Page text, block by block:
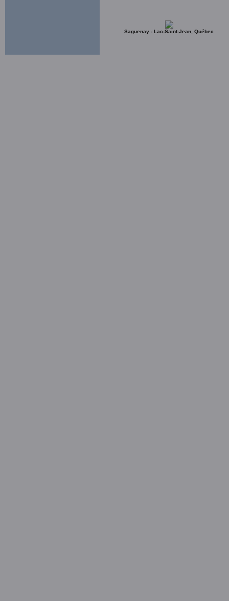
Saguenay - Lac-Saint-Jean, Québec